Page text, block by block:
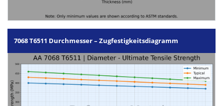
7068 T6511 Durchmesser – Zugfestigkeitsdiagramm